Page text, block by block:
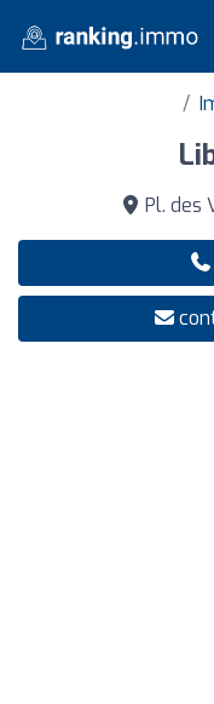
Pl. des